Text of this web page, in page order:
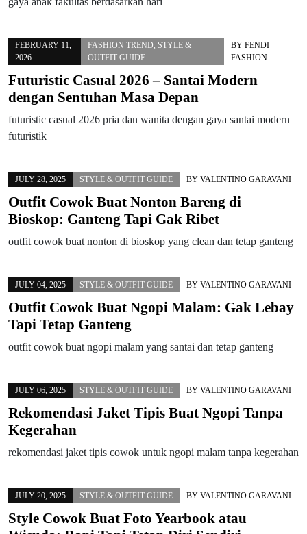
FEBRUARY 11,
2026
FASHION TREND STYLE &
OUTFIT GUIDE
BYFENDI
FASHION
Futuristic Casual 2026 – Santai Modern
dengan Sentuhan Masa Depan
futuristic casual 2026 pria dan wanita dengan gaya santai modern
futuristik
JULY 28, 2025 STYLE & OUTFIT GUIDE BY VALENTINO GARAVANI
Outfit Cowok Buat Nonton Bareng di
Bioskop: Ganteng Tapi Gak Ribet
outfit cowok buat nonton di bioskop yang clean dan tetap ganteng
JULY 04, 2025 STYLE & OUTFIT GUIDE BY VALENTINO GARAVANI
Outfit Cowok Buat Ngopi Malam: Gak Lebay
Tapi Tetap Ganteng
outfit cowok buat ngopi malam yang santai dan tetap ganteng
JULY 06, 2025 STYLE & OUTFIT GUIDE BY VALENTINO GARAVANI
Rekomendasi Jaket Tipis Buat Ngopi Tanpa
Kegerahan
rekomendasi jaket tipis cowok untuk ngopi malam tanpa kegerahan
JULY 20, 2025 STYLE & OUTFIT GUIDE BY VALENTINO GARAVANI
Style Cowok Buat Foto Yearbook atau